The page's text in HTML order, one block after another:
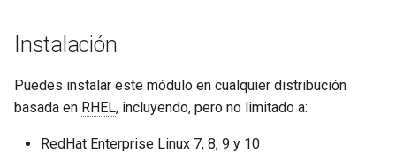
z
a
n $browser_version
Related
Relatedupload_resumable
upload_state_store
aws-auth
balancer
Servidor Web Tengine -
Rocky Linux
Módulos de NGINX para el
Instalación
Puedes instalar este módulo en cualquier distribución
basada en RHEL, incluyendo, pero no limitado a:
RedHat Enterprise Linux 7, 8, 9 y 10